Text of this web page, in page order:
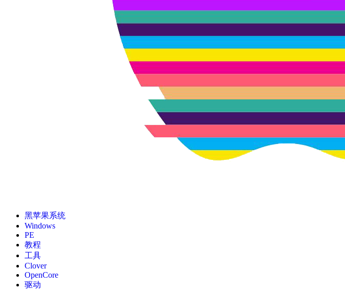
黑苹果系统
Windows
PE
教程
工具
Clover
OpenCore
驱动